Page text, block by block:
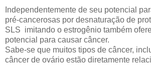
Independentemente de seu potencial
pré-cancerosas por desnaturação de
SLS imitando o estrogênio também
potencial para causar câncer.
Sabe-se que muitos tipos de câncer,
câncer de ovário estão diretamente